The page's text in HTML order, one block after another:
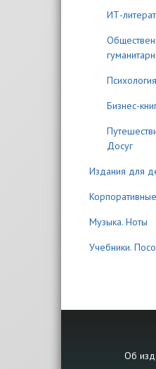
ИТ-
Психология
Бизнес-
Досуг
Издания для
Музыка. Ноты
Учебники.
Об